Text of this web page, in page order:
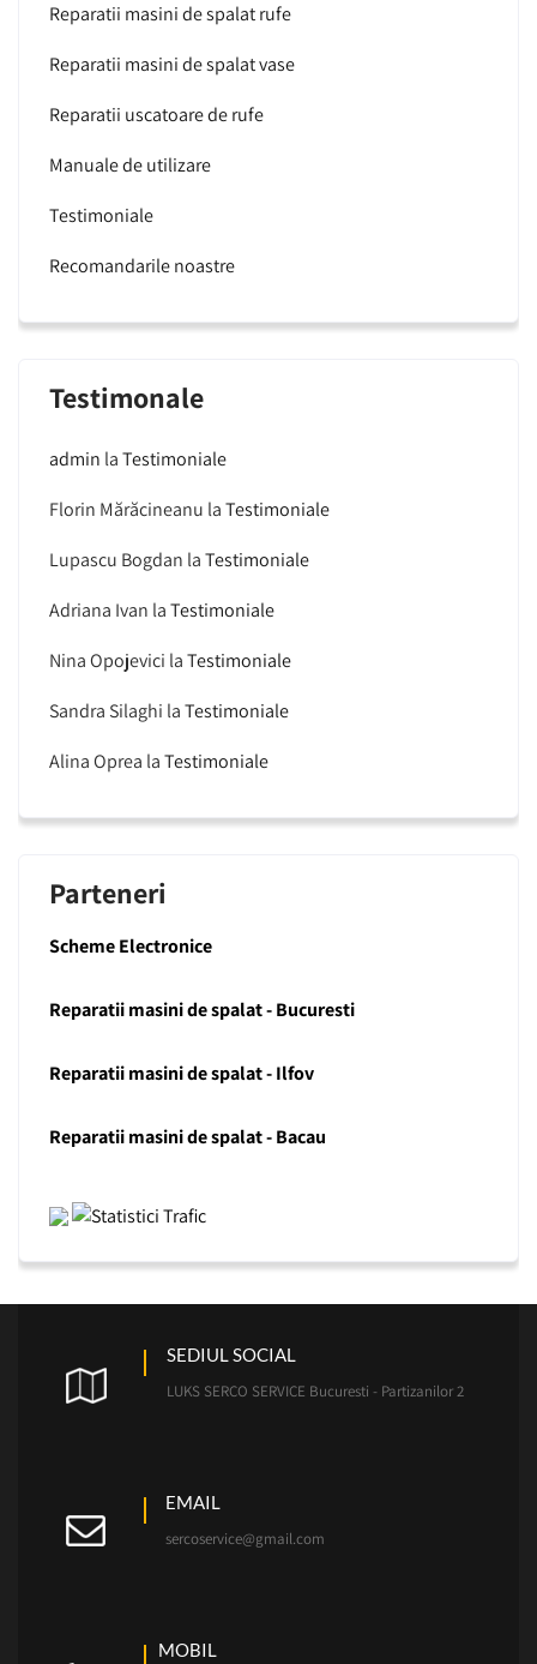
Reparatii masini de spalat rufe
Reparatii masini de spalat vase
Reparatii uscatoare de rufe
Manuale de utilizare
Testimoniale
Recomandarile noastre
Testimonale
admin laTestimoniale
Florin Mărăcineanu laTestimoniale
Lupascu Bogdan laTestimoniale
Adriana Ivan laTestimoniale
Nina Opojevici laTestimoniale
Sandra Silaghi laTestimoniale
Alina Oprea laTestimoniale
Parteneri
Scheme Electronice
Reparatii masini de spalat - Bucuresti
Reparatii masini de spalat - Ilfov
Reparatii masini de spalat - Bacau
SEDIUL SOCIAL
LUKS SERCO SERVICE Bucuresti - Partizanilor 2
EMAIL
sercoservice@gmail.com
MOBIL